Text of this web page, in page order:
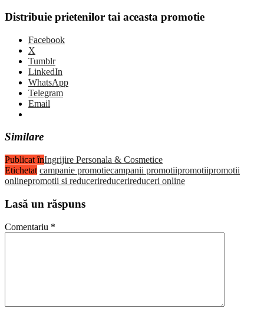
Distribuie prietenilor tai aceasta promotie
Facebook
X
Tumblr
LinkedIn
WhatsApp
Telegram
Email
Similare
Publicat înIngrijire Personala & Cosmetice
Etichetat campanie promotiecampanii promotiipromotiipromotii
onlinepromotii si reducerireducerireduceri online
Lasă un răspuns
Comentariu *